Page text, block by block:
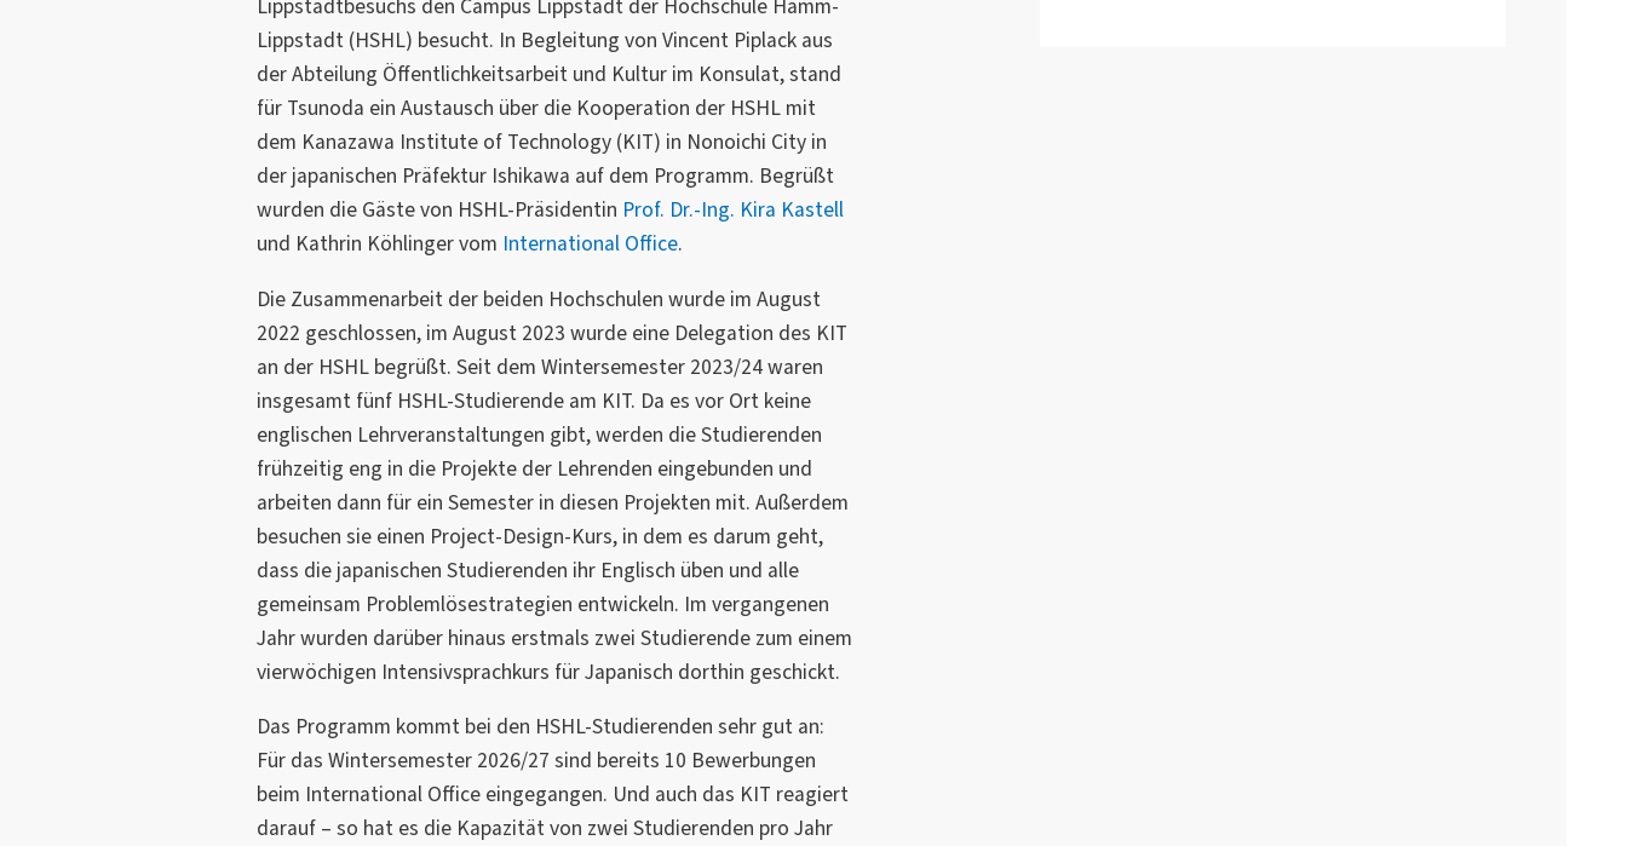
Lippstadtbesuchs den Campus Lippstadt der Hochschule Hamm-
Lippstadt (HSHL) besucht. In Begleitung von Vincent Piplack aus
der Abteilung Öffentlichkeitsarbeit und Kultur im Konsulat, stand
für Tsunoda ein Austausch über die Kooperation der HSHL mit
dem Kanazawa Institute of Technology (KIT) in Nonoichi City in
der japanischen Präfektur Ishikawa auf dem Programm. Begrüßt
wurden die Gäste von HSHL-Präsidentin Prof. Dr.-Ing. Kira Kastell
und Kathrin Köhlinger vom International Office.
Die Zusammenarbeit der beiden Hochschulen wurde im August
2022 geschlossen, im August 2023 wurde eine Delegation des KIT
an der HSHL begrüßt. Seit dem Wintersemester 2023/24 waren
insgesamt fünf HSHL-Studierende am KIT. Da es vor Ort keine
englischen Lehrveranstaltungen gibt, werden die Studierenden
frühzeitig eng in die Projekte der Lehrenden eingebunden und
arbeiten dann für ein Semester in diesen Projekten mit. Außerdem
besuchen sie einen Project-Design-Kurs, in dem es darum geht,
dass die japanischen Studierenden ihr Englisch üben und alle
gemeinsam Problemlösestrategien entwickeln. Im vergangenen
Jahr wurden darüber hinaus erstmals zwei Studierende zum einem
vierwöchigen Intensivsprachkurs für Japanisch dorthin geschickt.
Das Programm kommt bei den HSHL-Studierenden sehr gut an:
Für das Wintersemester 2026/27 sind bereits 10 Bewerbungen
beim International Office eingegangen. Und auch das KIT reagiert
darauf – so hat es die Kapazität von zwei Studierenden pro Jahr